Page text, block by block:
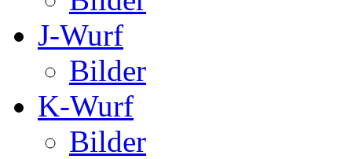
J-Wurf
Bilder
K-Wurf
Bilder